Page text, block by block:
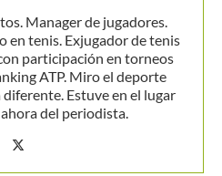
Manager de jugadores.
en tenis. Exjugador de tenis
participación en torneos
ATP. Miro el deporte
Estuve en el lugar
del periodista.